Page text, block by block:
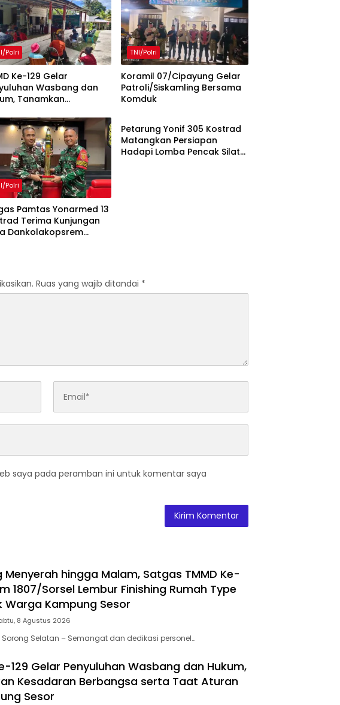
Polri
Ke-129 Gelar
Wasbang dan
Tanamkan
Aturan di Kampung
TNI/Polri
Koramil 07/Cipayung Gelar
Patroli/Siskamling Bersama
Komduk
Polri
Pamtas Yonarmed 13
Terima Kunjungan
Dankolakopsrem
TNI/Polri
Petarung Yonif 305 Kostrad
Matangkan Persiapan
Hadapi Lomba Pencak Silat
Ruas yang wajib ditandai *
saya pada peramban ini untuk komentar saya
Menyerah hingga Malam, Satgas TMMD Ke-
1807/Sorsel Lembur Finishing Rumah Type
Warga Kampung Sesor
8 Agustus 2026
Selatan – Semangat dan dedikasi personel…
129 Gelar Penyuluhan Wasbang dan Hukum,
Kesadaran Berbangsa serta Taat Aturan
Sesor